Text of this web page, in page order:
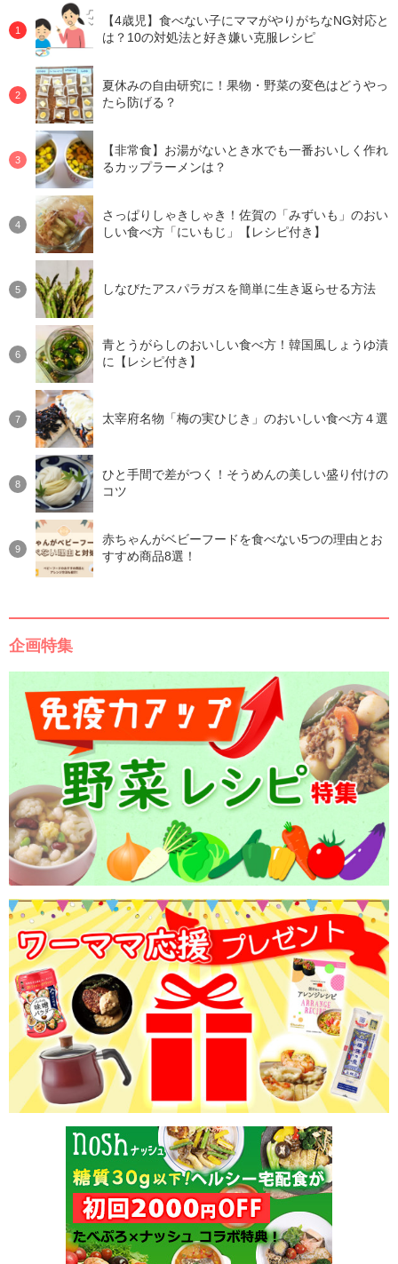
【4歳児】食べない子にママがやりがちなNG対応と
は？10の対処法と好き嫌い克服レシピ
夏休みの自由研究に！果物・野菜の変色はどうやっ
たら防げる？
【非常食】お湯がないとき水でも一番おいしく作れ
るカップラーメンは？
さっぱりしゃきしゃき！佐賀の「みずいも」のおい
しい食べ方「にいもじ」【レシピ付き】
しなびたアスパラガスを簡単に生き返らせる方法
青とうがらしのおいしい食べ方！韓国風しょうゆ漬
に【レシピ付き】
太宰府名物「梅の実ひじき」のおいしい食べ方４選
ひと手間で差がつく！そうめんの美しい盛り付けの
コツ
赤ちゃんがベビーフードを食べない5つの理由とお
すすめ商品8選！
企画特集